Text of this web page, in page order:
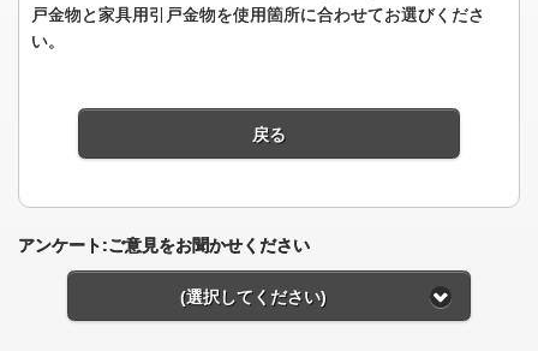
戸金物と家具用引戸金物を使用箇所に合わせてお選びくださ
い。
戻る
アンケート:ご意見をお聞かせください
(選択してください)